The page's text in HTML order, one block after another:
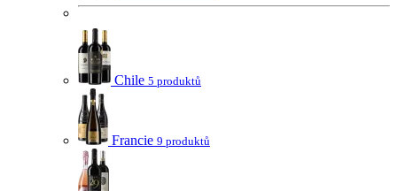
Chile 5 produktů
Francie 9 produktů